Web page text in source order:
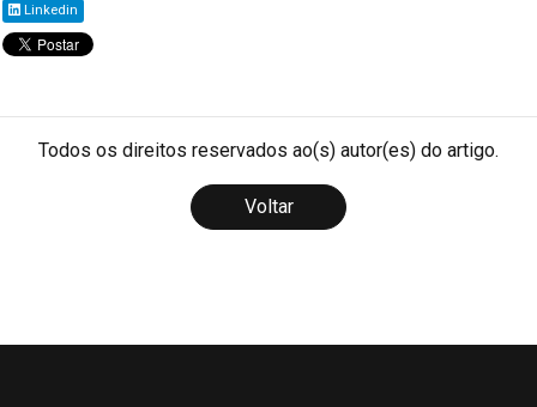
Linkedin
Todos os direitos reservados ao(s) autor(es) do artigo.
Voltar